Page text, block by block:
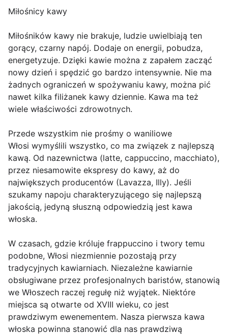
Miłośnicy kawy
Miłośników kawy nie brakuje, ludzie uwielbiają ten
gorący, czarny napój. Dodaje on energii, pobudza,
energetyzuje. Dzięki kawie można z zapałem zacząć
nowy dzień i spędzić go bardzo intensywnie. Nie ma
żadnych ograniczeń w spożywaniu kawy, można pić
nawet kilka filiżanek kawy dziennie. Kawa ma też
wiele właściwości zdrowotnych.
Przede wszystkim nie prośmy o waniliowe
Włosi wymyślili wszystko, co ma związek z najlepszą
kawą. Od nazewnictwa (latte, cappuccino, macchiato),
przez niesamowite ekspresy do kawy, aż do
największych producentów (Lavazza, Illy). Jeśli
szukamy napoju charakteryzującego się najlepszą
jakością, jedyną słuszną odpowiedzią jest kawa
włoska.
W czasach, gdzie króluje frappuccino i twory temu
podobne, Włosi niezmiennie pozostają przy
tradycyjnych kawiarniach. Niezależne kawiarnie
obsługiwane przez profesjonalnych baristów, stanowią
we Włoszech raczej regułę niż wyjątek. Niektóre
miejsca są otwarte od XVIII wieku, co jest
prawdziwym ewenementem. Nasza pierwsza kawa
włoska powinna stanowić dla nas prawdziwą